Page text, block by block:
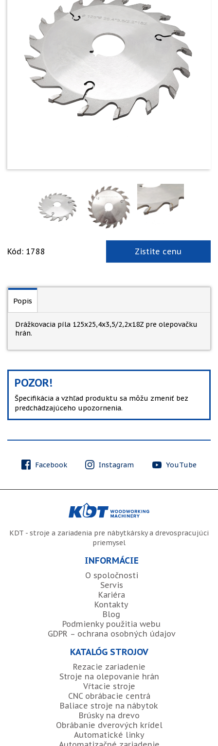
Kód: 1788 Zistite cenu
Popis
Drážkovacia píla 125x25,4x3,5/2,2x18Z pre olepovačku
hrán.
POZOR!
Špecifikácia a vzhľad produktu sa môžu zmeniť bez
predchádzajúceho upozornenia.
Facebook Instagram YouTube
KDT - stroje a zariadenia pre nábytkársky a drevospracujúci
priemysel
INFORMÁCIE
O spoločnosti
Servis
Kariéra
Kontakty
Blog
Podmienky použitia webu
GDPR – ochrana osobných údajov
KATALÓG STROJOV
Rezacie zariadenie
Stroje na olepovanie hrán
Vŕtacie stroje
CNC obrábacie centrá
Baliace stroje na nábytok
Brúsky na drevo
Obrábanie dverových krídel
Automatické linky